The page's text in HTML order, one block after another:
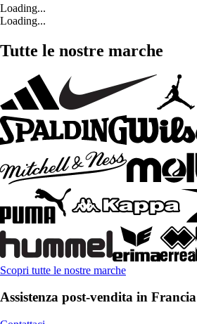
Loading...
Loading...
Tutte le nostre marche
Scopri tutte le nostre marche
Assistenza post-vendita in Francia